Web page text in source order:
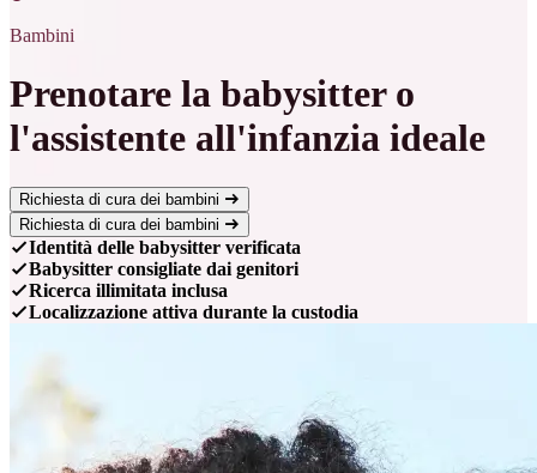
Bambini
Prenotare la babysitter o
l'assistente all'infanzia ideale
Richiesta di cura dei bambini
Richiesta di cura dei bambini
Identità delle babysitter verificata
Babysitter consigliate dai genitori
Ricerca illimitata inclusa
Localizzazione attiva durante la custodia